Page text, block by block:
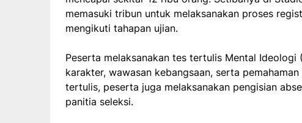
memasuki tribun untuk melaksanakan proses
mengikuti tahapan ujian.
Peserta melaksanakan tes tertulis Mental
karakter, wawasan kebangsaan, serta
tertulis, peserta juga melaksanakan pengisian
panitia seleksi.